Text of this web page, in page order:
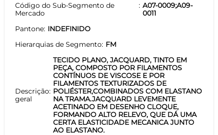
Código do Sub-Segmento de
Mercado
A07-0009;A09-
0011
Pantone INDEFINIDO
Hierarquias de Segmento FM
Descrição
geral
TECIDO PLANO, JACQUARD, TINTO EM
PEÇA, COMPOSTO POR FILAMENTOS
CONTÍNUOS DE VISCOSE E POR
FILAMENTOS TEXTURIZADOS DE
POLIÉSTER,COMBINADOS COM ELASTANO
NA TRAMA.JACQUARD LEVEMENTE
ACETINADO EM DESENHO CLOQUE,
FORMANDO ALTO RELEVO, QUE DÁ UMA
CERTA ELASTICIDADE MECANICA JUNTO
AO ELASTANO.